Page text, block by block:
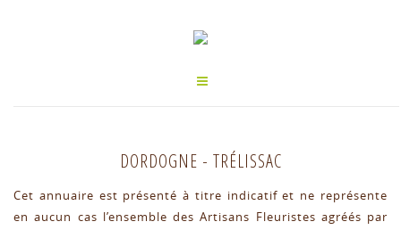
DORDOGNE - TRÉLISSAC
Cet annuaire est présenté à titre indicatif et ne représente
en aucun cas l’ensemble des Artisans Fleuristes agréés par